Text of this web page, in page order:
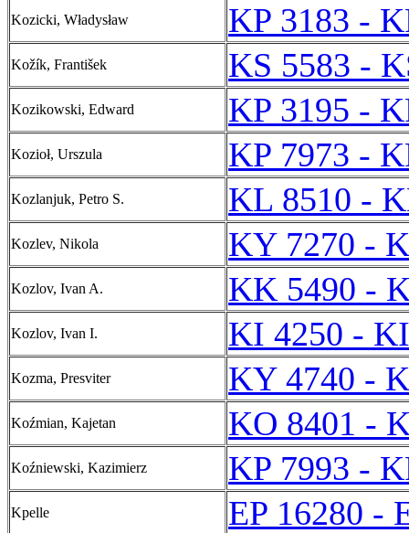
Kozicki, Władysław KP 3183 -
Kožík, František KS 5583 -
Kozikowski, Edward KP 3195 -
Kozioł, Urszula KP 7973 -
Kozlanjuk, Petro S. KL 8510 -
Kozlev, Nikola KY 7270 -
Kozlov, Ivan A. KK 5490 -
Kozlov, Ivan I. KI 4250 -
Kozma, Presviter KY 4740 -
Koźmian, Kajetan KO 8401 -
Koźniewski, Kazimierz KP 7993 -
Kpelle EP 16280 -